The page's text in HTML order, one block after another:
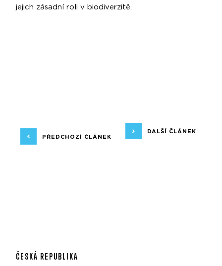
jejich zásadní roli v biodiverzitě.
PŘEDCHOZÍ ČLÁNEK
DALŠÍ ČLÁNEK
ČESKÁ REPUBLIKA